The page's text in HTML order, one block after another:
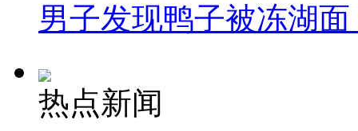
男子发现鸭子被冻湖
热点新闻